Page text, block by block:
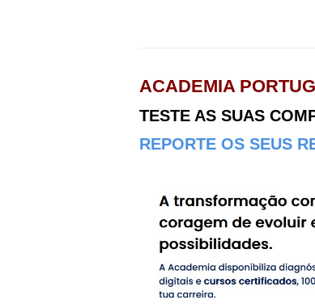
ACADEMIA
TESTE AS SUAS
REPORTE OS SEUS